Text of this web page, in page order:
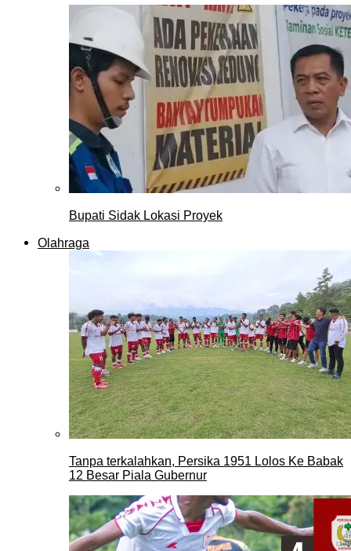
Bupati Sidak Lokasi Proyek
Olahraga
Tanpa terkalahkan, Persika 1951 Lolos Ke Babak
12 Besar Piala Gubernur